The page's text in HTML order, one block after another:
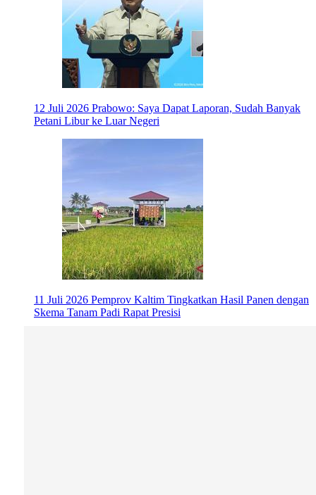
12 Juli 2026 Prabowo: Saya Dapat Laporan, Sudah Banyak
Petani Libur ke Luar Negeri
11 Juli 2026 Pemprov Kaltim Tingkatkan Hasil Panen dengan
Skema Tanam Padi Rapat Presisi